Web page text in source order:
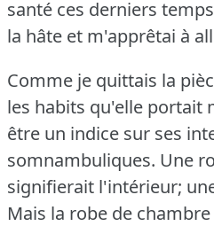
santé ces derniers
la hâte et m'apprêtai à
Comme je quittais la
les habits qu'elle portait
être un indice sur ses
somnambuliques. Une
signifierait l'intérieur;
Mais la robe de